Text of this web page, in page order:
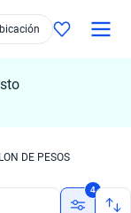
DE PESOS
4